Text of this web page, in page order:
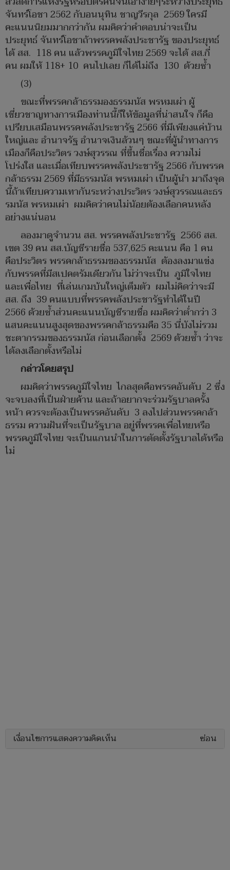
จันทร์โอชา 2562 กับอนนุทิน ชาญวีรกุล 2569 ใครมี
คะแนนนิยมมากกว่ากัน ผมคิดว่าคำตอบน่าจะเป็น
ประยุทธ์ จันทร์โอชาถ้าพรรคพลังประชารัฐ ของประยุทธ์
ได้ สส. 118 คน แล้วพรรคภูมิใจไทย 2569 จะได้ สส.กี่
คน ผมให้ 118+ 10 คนไปเลย ก็ได้ไม่ถึง 130 ด้วยซ้ำ
(3)
ขณะที่พรรคกล้าธรรมองธรรมนัส พรหมเผ่า ผู้
เชี่ยวชาญทางการเมืองท่านนี้ก็ให้ข้อมูลที่น่าสนใจ ก็คือ
เปรียบเสมือนพรรคพลังประชารัฐ 2566 ที่มีเพียงแค่บ้าน
ใหญ่และ อำนาจรัฐ อำนาจเงินล้วนๆ ขณะที่ผู้นำทางการ
เมืองก็คือประวิตร วงษ์สุวรรณ ที่ขึ้นชื่อเรื่อง ความไม่
โปร่งใส และเมื่อเทียบพรรคพลังประชารัฐ 2566 กับพรรค
กล้าธรรม 2569 ที่มีธรรมนัส พรหมเผ่า เป็นผู้นำ มาถึงจุด
นี้ถ้าเทียบความเทากันระหว่างประวิตร วงษ์สุวรรณและธร
รมนัส พรหมเผ่า ผมคิดว่าคนไม่น้อยต้องเลือกคนหลัง
อย่างแน่นอน
ลองมาดูจำนวน สส. พรรคพลังประชารัฐ 2566 สส.
เขต 39 คน สส.บัญชีรายชื่อ 537,625 คะแนน คือ 1 คน
คือประวิตร พรรคกล้าธรรมของธรรมนัส ต้องลงมาแข่ง
กับพรรคที่มีสเปคตรัมเดียวกัน ไม่ว่าจะเป็น ภูมิใจไทย
และเพื่อไทย ที่เล่นเกมบ้นใหญ่เต็มตัว ผมไม่คิดว่าจะมี
สส. ถึง 39 คนแบบที่พรรคพลังประชารัฐทำได้ในปี
2566 ด้วยซ้ำส่วนคะแนนบัญชีรายชื่อ ผมคิดว่าต่ำกว่า 3
แสนคะแนนสูงสุดของพรรคกล้าธรรมคือ 35 นี่บังไม่รวม
ชะตากรรมของธรรมนัส ก่อนเลือกตั้ง 2569 ด้วยซ้ำ ว่าจะ
ได้ลงเลือกตั้งหรือไม่
กล่าวโดยสรุป
ผมคิดว่าพรรคภูมิใจไทย ไกลสุดคือพรรคอันดับ 2 ซึ่ง
จะจบลงที่เป็นฝ่ายค้าน และถ้าอยากจะร่วมรัฐบาลครั้ง
หน้า ควรจะต้องเป็นพรรคอันดับ 3 ลงไปส่วนพรรคกล้า
ธรรม ความฝันที่จะเป็นรัฐบาล อยู่ที่พรรคเพื่อไทยหรือ
พรรคภูมิใจไทย จะเป็นแกนนำในการตัดตั้งรัฐบาลได้หรือ
ไม่
เงื่อนไขการแสดงความคิดเห็น ซ่อน